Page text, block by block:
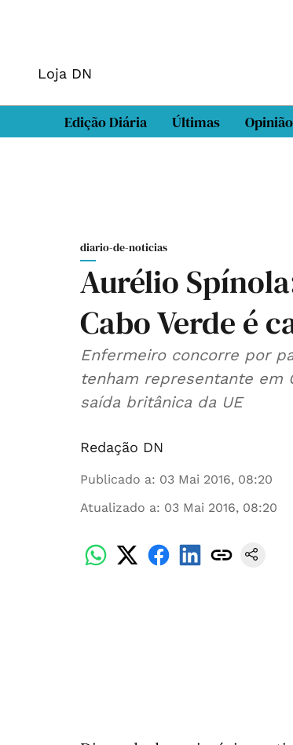
Loja DN
Edição Diária Últimas Opinião
diario-de-noticias
Aurélio
Cabo Verde é
Enfermeiro concorre por
tenham representante em
saída britânica da UE
Redação DN
Publicado a: 03 Mai 2016, 08:20
Atualizado a: 03 Mai 2016, 08:20